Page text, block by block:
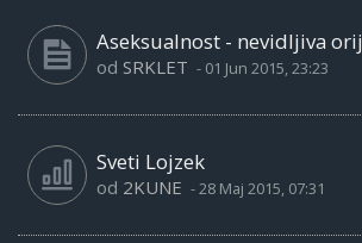
Aseksualnost - nevidljiva
od SRKLET - 01 Jun 2015, 23:23
Sveti Lojzek
od 2KUNE -28 Maj 2015, 07:31